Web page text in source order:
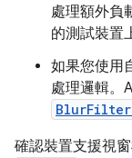
處理額外負
的測試裝置
如果您使用
處理邏輯。
確認裝置支援視